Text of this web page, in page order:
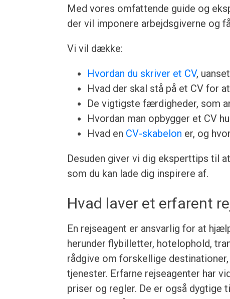
Med vores omfattende guide og
der vil imponere arbejdsgiverne og
Vi vil dække:
Hvordan du skriver et CV,
Hvad der skal stå på et CV for
De vigtigste færdigheder, som
Hvordan man opbygger et CV
Hvad en CV-skabelon er, og
Desuden giver vi dig eksperttips til
som du kan lade dig inspirere af.
Hvad laver et erfarent
En rejseagent er ansvarlig for at
herunder flybilletter, hotelophold,
rådgive om forskellige
tjenester. Erfarne rejseagenter har
priser og regler. De er også